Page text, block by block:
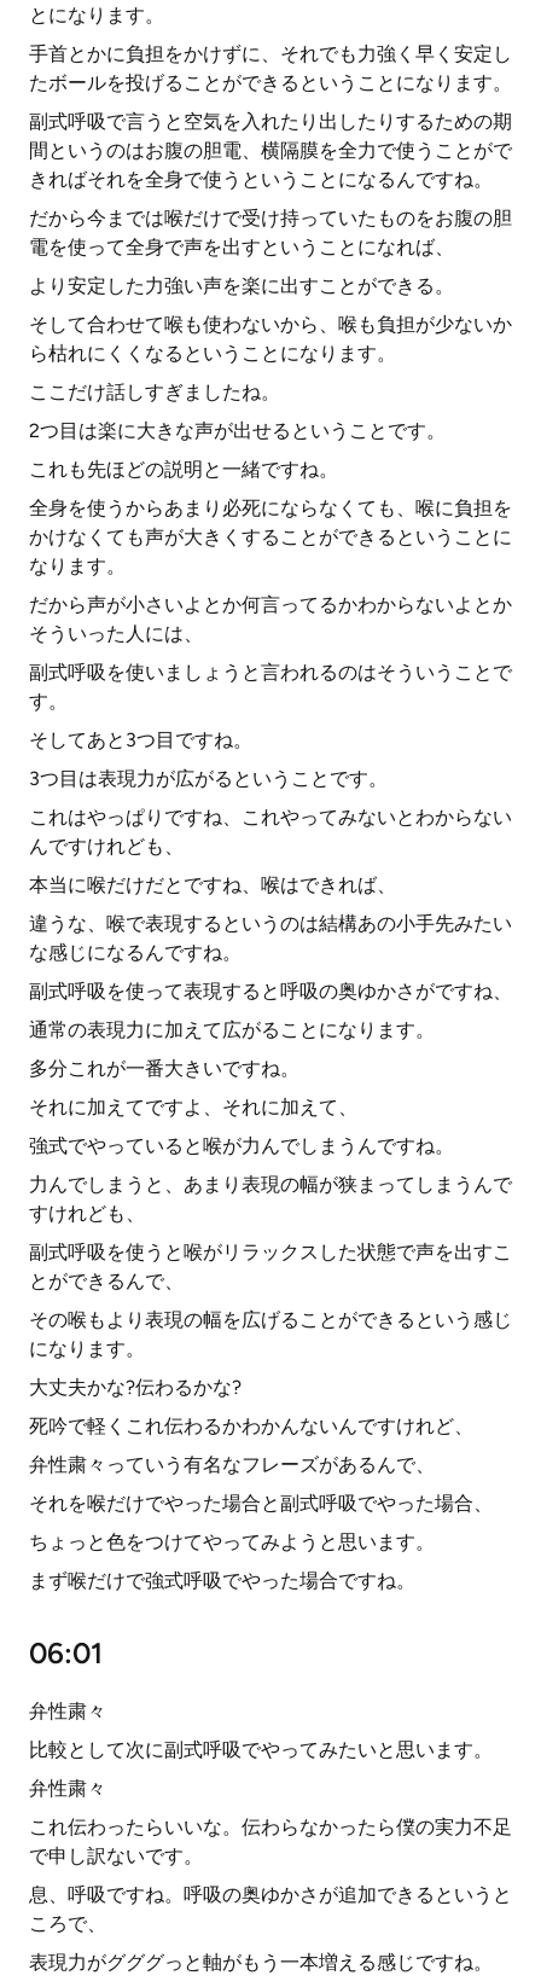
とになります。
手首とかに負担をかけずに、それでも力強く早く安定し
たボールを投げることができるということになります。
副式呼吸で言うと空気を入れたり出したりするための期
間というのはお腹の胆電、横隔膜を全力で使うことがで
きればそれを全身で使うということになるんですね。
だから今までは喉だけで受け持っていたものをお腹の胆
電を使って全身で声を出すということになれば、
より安定した力強い声を楽に出すことができる。
そして合わせて喉も使わないから、喉も負担が少ないか
ら枯れにくくなるということになります。
ここだけ話しすぎましたね。
2つ目は楽に大きな声が出せるということです。
これも先ほどの説明と一緒ですね。
全身を使うからあまり必死にならなくても、喉に負担を
かけなくても声が大きくすることができるということに
なります。
だから声が小さいよとか何言ってるかわからないよとか
そういった人には、
副式呼吸を使いましょうと言われるのはそういうことで
す。
そしてあと3つ目ですね。
3つ目は表現力が広がるということです。
これはやっぱりですね、これやってみないとわからない
んですけれども、
本当に喉だけだとですね、喉はできれば、
違うな、喉で表現するというのは結構あの小手先みたい
な感じになるんですね。
副式呼吸を使って表現すると呼吸の奥ゆかさがですね、
通常の表現力に加えて広がることになります。
多分これが一番大きいですね。
それに加えてですよ、それに加えて、
強式でやっていると喉が力んでしまうんですね。
力んでしまうと、あまり表現の幅が狭まってしまうんで
すけれども、
副式呼吸を使うと喉がリラックスした状態で声を出すこ
とができるんで、
その喉もより表現の幅を広げることができるという感じ
になります。
大丈夫かな?伝わるかな?
死吟で軽くこれ伝わるかわかんないんですけれど、
弁性粛々っていう有名なフレーズがあるんで、
それを喉だけでやった場合と副式呼吸でやった場合、
ちょっと色をつけてやってみようと思います。
まず喉だけで強式呼吸でやった場合ですね。
06:01
弁性粛々
比較として次に副式呼吸でやってみたいと思います。
弁性粛々
これ伝わったらいいな。伝わらなかったら僕の実力不足
で申し訳ないです。
息、呼吸ですね。呼吸の奥ゆかさが追加できるというと
ころで、
表現力がグググっと軸がもう一本増える感じですね。